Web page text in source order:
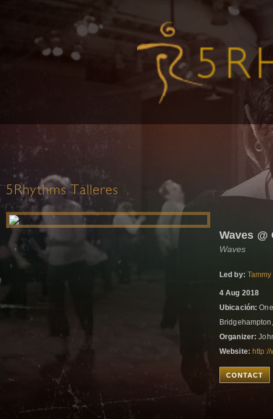
5Rhythms Talleres
Waves @
Waves
Led by:
4 Aug 2018
Ubicación:
Organizer:
Website:
CONTACT